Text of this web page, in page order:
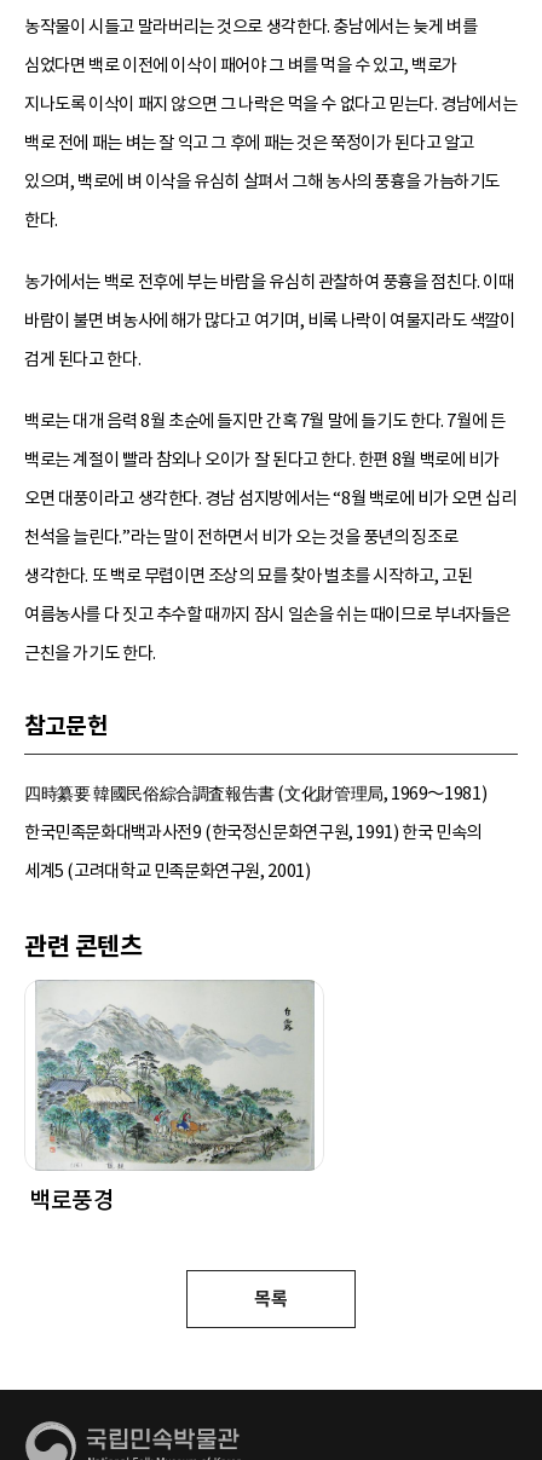
농작물이 시들고 말라버리는 것으로 생각한다. 충남에서는 늦게 벼를
심었다면 백로 이전에 이삭이 패어야 그 벼를 먹을 수 있고, 백로가
지나도록 이삭이 패지 않으면 그 나락은 먹을 수 없다고 믿는다. 경남에서는
백로 전에 패는 벼는 잘 익고 그 후에 패는 것은 쭉정이가 된다고 알고
있으며, 백로에 벼 이삭을 유심히 살펴서 그해 농사의 풍흉을 가늠하기도
한다.
농가에서는 백로 전후에 부는 바람을 유심히 관찰하여 풍흉을 점친다. 이때
바람이 불면 벼농사에 해가 많다고 여기며, 비록 나락이 여물지라도 색깔이
검게 된다고 한다.
백로는 대개 음력 8월 초순에 들지만 간혹 7월 말에 들기도 한다. 7월에 든
백로는 계절이 빨라 참외나 오이가 잘 된다고 한다. 한편 8월 백로에 비가
오면 대풍이라고 생각한다. 경남 섬지방에서는 “8월 백로에 비가 오면 십리
천석을 늘린다.”라는 말이 전하면서 비가 오는 것을 풍년의 징조로
생각한다. 또 백로 무렵이면 조상의 묘를 찾아 벌초를 시작하고, 고된
여름농사를 다 짓고 추수할 때까지 잠시 일손을 쉬는 때이므로 부녀자들은
근친을 가기도 한다.
참고문헌
四時纂要 韓國民俗綜合調査報告書 (文化財管理局, 1969～1981)
한국민족문화대백과사전9 (한국정신문화연구원, 1991) 한국 민속의
세계5 (고려대학교 민족문화연구원, 2001)
관련 콘텐츠
백로풍경
목록